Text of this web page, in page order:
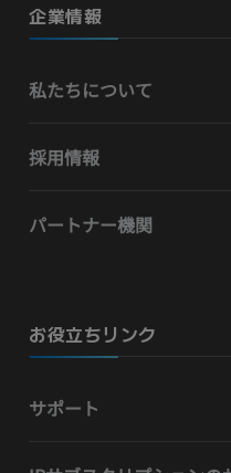
企業情報
私たちについて
採用情報
パートナー機関
お役立ちリンク
サポート